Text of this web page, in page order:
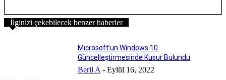
İlginizi çekebilecek benzer haberler
Microsoft’un Windows 10
Güncelleştirmesinde Kusur Bulundu
Beril A - Eylül 16, 2022